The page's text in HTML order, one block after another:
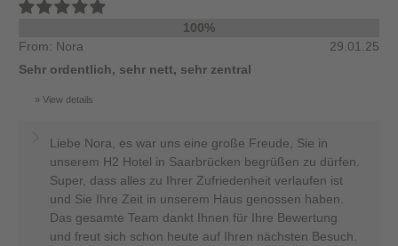
100%
From: Nora
29.01.25
Sehr ordentlich, sehr nett, sehr zentral
View details
Liebe Nora, es war uns eine große Freude, Sie in
unserem H2 Hotel in Saarbrücken begrüßen zu dürfen.
Super, dass alles zu Ihrer Zufriedenheit verlaufen ist
und Sie Ihre Zeit in unserem Haus genossen haben.
Das gesamte Team dankt Ihnen für Ihre Bewertung
und freut sich schon heute auf Ihren nächsten Besuch.